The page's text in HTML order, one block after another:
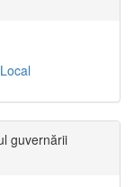
guvernării